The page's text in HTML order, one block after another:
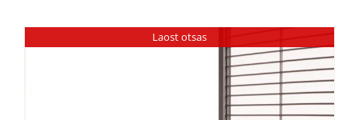
Laost otsas